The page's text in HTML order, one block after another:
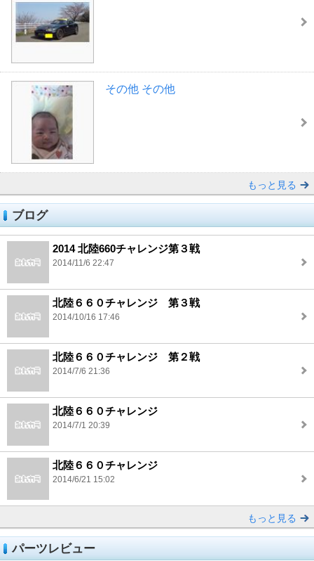
その他 その他
もっと見る
ブログ
2014 北陸660チャレンジ第３戦
2014/11/6 22:47
北陸６６０チャレンジ 第３戦
2014/10/16 17:46
北陸６６０チャレンジ 第２戦
2014/7/6 21:36
北陸６６０チャレンジ
2014/7/1 20:39
北陸６６０チャレンジ
2014/6/21 15:02
もっと見る
パーツレビュー